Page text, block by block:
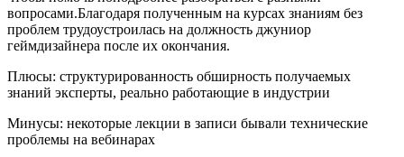
вопросами.Благодаря полученным на курсах знаниям без
проблем трудоустроилась на должность джуниор
геймдизайнера после их окончания.
Плюсы: структурированность обширность получаемых
знаний эксперты, реально работающие в индустрии
Минусы: некоторые лекции в записи бывали технические
проблемы на вебинарах